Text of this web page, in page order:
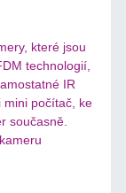
které jsou
technologií,
IR
mini počítač, ke
současně.